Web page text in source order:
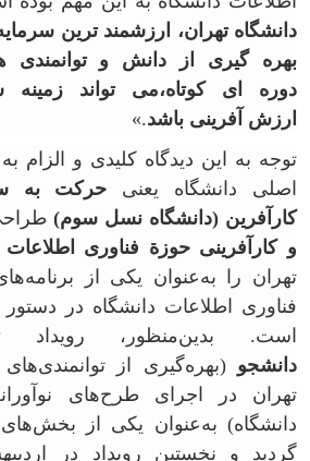
دانشگاه تهران، ارزشمند ترین
بهره گیری از دانش و توانمندی
دوره ای کوتاه،می تواند زمینه
ارزش آفرینی باشد.»
توجه به این دیدگاه کلیدی و الزام
اصلی دانشگاه یعنی حرکت به
کارآفرین (دانشگاه نسل سوم)
و کارآفرینیحوزة فناوری اطلاعات
تهران را به‌عنوان یکی از
فناوری اطلاعات دانشگاه در
است. بدین‌منظور، رویداد
دانشجو (بهره‌گیری از
تهران در اجرای طرح‌های
دانشگاه) به‌عنوان یکی از
گردید و نخستین رویداد در